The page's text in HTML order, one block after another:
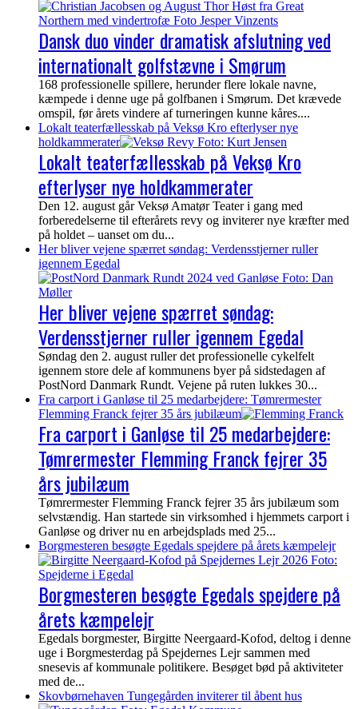
Dansk duo vinder dramatisk afslutning ved
internationalt golfstævne i Smørum
168 professionelle spillere, herunder flere lokale navne,
kæmpede i denne uge på golfbanen i Smørum. Det krævede
omspil, før årets vindere af turneringen kunne kåres....
Lokalt teaterfællesskab på Veksø Kro efterlyser nye
holdkammerater
Lokalt teaterfællesskab på Veksø Kro
efterlyser nye holdkammerater
Den 12. august går Veksø Amatør Teater i gang med
forberedelserne til efterårets revy og inviterer nye kræfter med
på holdet – uanset om du...
Her bliver vejene spærret søndag: Verdensstjerner ruller
igennem Egedal
Her bliver vejene spærret søndag:
Verdensstjerner ruller igennem Egedal
Søndag den 2. august ruller det professionelle cykelfelt
igennem store dele af kommunens byer på sidstedagen af
PostNord Danmark Rundt. Vejene på ruten lukkes 30...
Fra carport i Ganløse til 25 medarbejdere: Tømrermester
Flemming Franck fejrer 35 års jubilæum
Fra carport i Ganløse til 25 medarbejdere:
Tømrermester Flemming Franck fejrer 35
års jubilæum
Tømrermester Flemming Franck fejrer 35 års jubilæum som
selvstændig. Han startede sin virksomhed i hjemmets carport i
Ganløse og driver nu en arbejdsplads med 25...
Borgmesteren besøgte Egedals spejdere på årets kæmpelejr
Borgmesteren besøgte Egedals spejdere på
årets kæmpelejr
Egedals borgmester, Birgitte Neergaard-Kofod, deltog i denne
uge i Borgmesterdag på Spejdernes Lejr sammen med
snesevis af kommunale politikere. Besøget bød på aktiviteter
med de...
Skovbørnehaven Tungegården inviterer til åbent hus